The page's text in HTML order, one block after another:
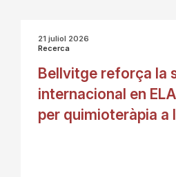
21 juliol 2026
Recerca
Bellvitge reforça la
internacional en
per quimioteràpia a